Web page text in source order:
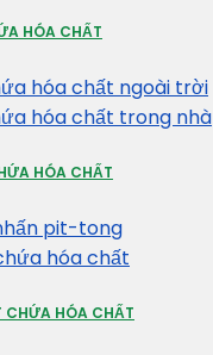
HÓA CHẤT
hóa chất ngoài trời
hóa chất trong nhà
HÓA CHẤT
pit-tong
hóa chất
CHỨA HÓA CHẤT